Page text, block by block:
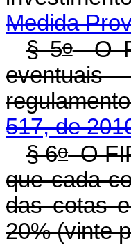
Medida
§ 5oO
517, de
§ 6oO
que cada
das cotas
20% (vinte